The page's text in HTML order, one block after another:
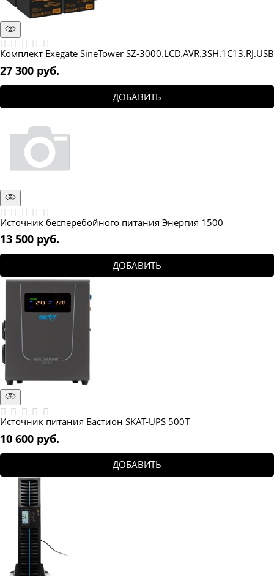
Комплект Exegate SineTower SZ-3000.LCD.AVR.3SH.1C13.RJ.USB
27 300 руб.
ДОБАВИТЬ
Источник бесперебойного питания Энергия 1500
13 500 руб.
ДОБАВИТЬ
Источник питания Бастион SKAT-UPS 500T
10 600 руб.
ДОБАВИТЬ